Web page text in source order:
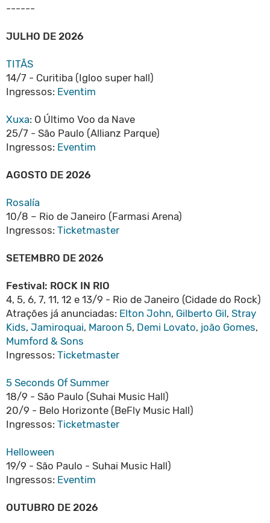
------
JULHO DE 2026
TITÃS
14/7 - Curitiba (Igloo super hall)
Ingressos: Eventim
Xuxa: O Último Voo da Nave
25/7 - São Paulo (Allianz Parque)
Ingressos: Eventim
AGOSTO DE 2026
Rosalía
10/8 – Rio de Janeiro (Farmasi Arena)
Ingressos: Ticketmaster
SETEMBRO DE 2026
Festival: ROCK IN RIO
4, 5, 6, 7, 11, 12 e 13/9 - Rio de Janeiro (Cidade do Rock)
Atrações já anunciadas: Elton John, Gilberto Gil, Stray
Kids, Jamiroquai, Maroon 5, Demi Lovato, joão Gomes,
Mumford & Sons
Ingressos: Ticketmaster
5 Seconds Of Summer
18/9 - São Paulo (Suhai Music Hall)
20/9 - Belo Horizonte (BeFly Music Hall)
Ingressos: Ticketmaster
Helloween
19/9 - São Paulo - Suhai Music Hall)
Ingressos: Eventim
OUTUBRO DE 2026